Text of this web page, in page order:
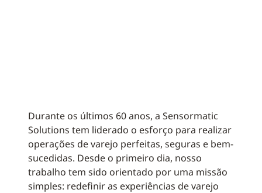
Durante os últimos 60 anos, a Sensormatic
Solutions tem liderado o esforço para realizar
operações de varejo perfeitas, seguras e bem-
sucedidas. Desde o primeiro dia, nosso
trabalho tem sido orientado por uma missão
simples: redefinir as experiências de varejo